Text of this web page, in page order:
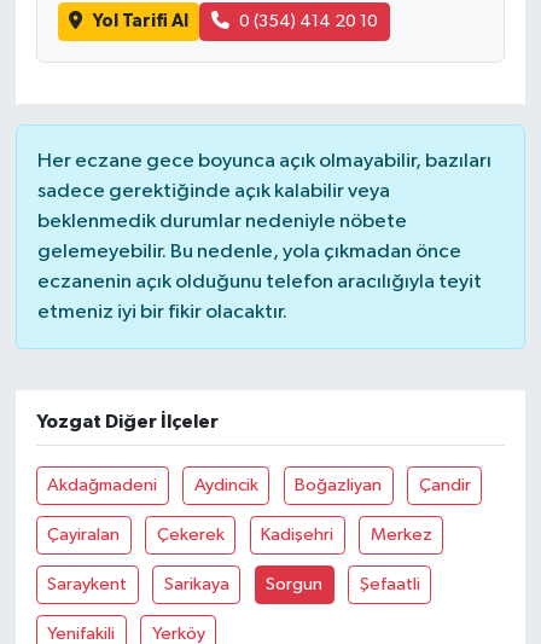
Yol Tarifi Al 0 (354) 414 20 10
Her eczane gece boyunca açık olmayabilir, bazıları
sadece gerektiğinde açık kalabilir veya
beklenmedik durumlar nedeniyle nöbete
gelemeyebilir. Bu nedenle, yola çıkmadan önce
eczanenin açık olduğunu telefon aracılığıyla teyit
etmeniz iyi bir fikir olacaktır.
Yozgat Diğer İlçeler
Akdağmadeni Aydincik Boğazliyan Çandir
Çayiralan Çekerek Kadişehri Merkez
Saraykent Sarikaya Sorgun Şefaatli
Yenifakili Yerköy
TEKNOLOJİ